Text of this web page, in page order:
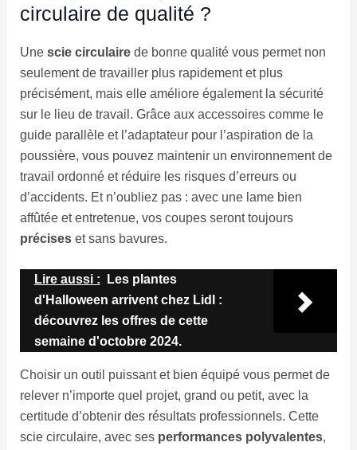
circulaire de qualité ?
Une scie circulairede bonne qualité vous permet non
seulement de travailler plus rapidement et plus
précisément, mais elle améliore également la sécurité
sur le lieu de travail. Grâce aux accessoires comme le
guide parallèle et l’adaptateur pour l’aspiration de la
poussière, vous pouvez maintenir un environnement de
travail ordonné et réduire les risques d’erreurs ou
d’accidents. Et n’oubliez pas : avec une lame bien
affûtée et entretenue, vos coupes seront toujours
préciseset sans bavures.
Lire aussi :
Les plantes
d'Halloween arrivent chez Lidl :
découvrez les offres de cette
semaine d'octobre 2024.
Choisir un outil puissant et bien équipé vous permet de
relever n’importe quel projet, grand ou petit, avec la
certitude d’obtenir des résultats professionnels. Cette
scie circulaire, avec ses performances polyvalentes,